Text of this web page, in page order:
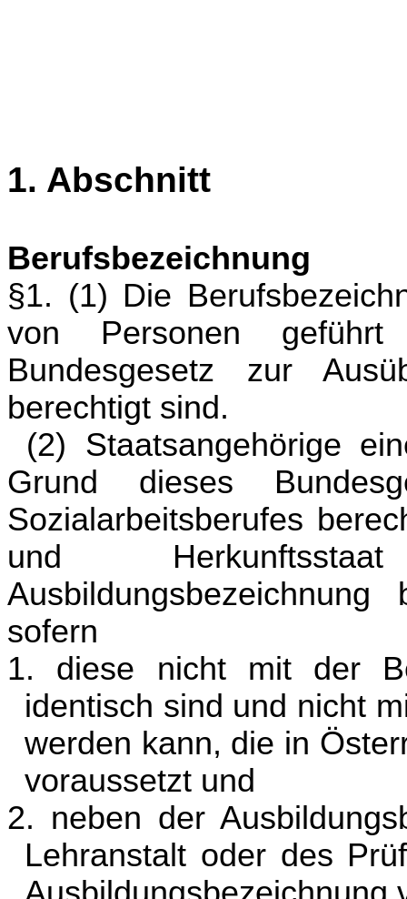
1. Abschnitt
Berufsbezeichnung
§1. (1) Die
von Personen
Bundesgesetz zur
berechtigt sind.
(2) Staatsangehörige
Grund dieses
Sozialarbeitsberufes
und
sofern
1. diese nicht mit der
identisch sind und nicht
werden kann, die in
voraussetzt und
2. neben der
Lehranstalt oder des